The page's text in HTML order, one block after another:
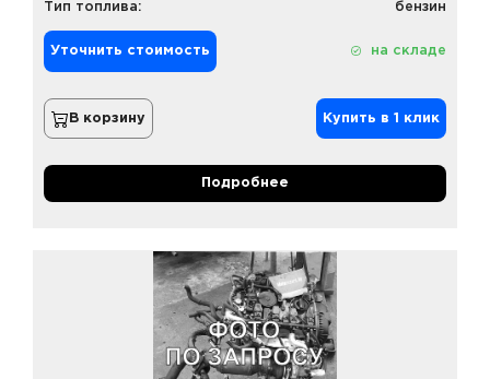
Тип топлива:
бензин
Уточнить стоимость на складе
В корзину Купить в 1 клик
Подробнее